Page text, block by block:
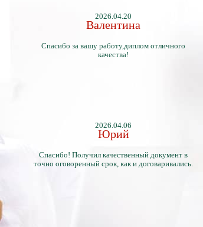
2026.04.20
Валентина
Спасибо за вашу работу,диплом отличного
качества!
2026.04.06
Юрий
Спасибо! Получил качественный документ в
точно оговоренный срок, как и договаривались.